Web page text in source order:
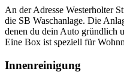
An der Adresse Westerholter
die SB Waschanlage. Die
denen du dein Auto gründlich
Eine Box ist speziell für
Innenreinigung